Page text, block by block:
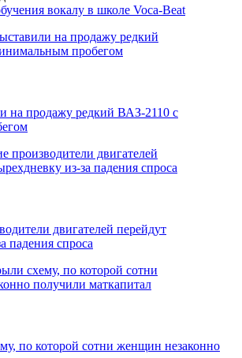
вокалу в школе Voca-Beat
на продажу редкий ВАЗ-2110 с
двигателей перейдут
падения спроса
по которой сотни женщин незаконно